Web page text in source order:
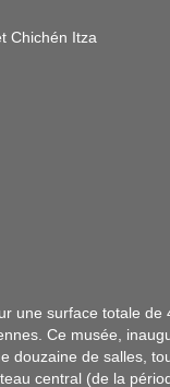
Chichén Itza
une surface totale de
Ce musée,
douzaine de salles,
central (de la